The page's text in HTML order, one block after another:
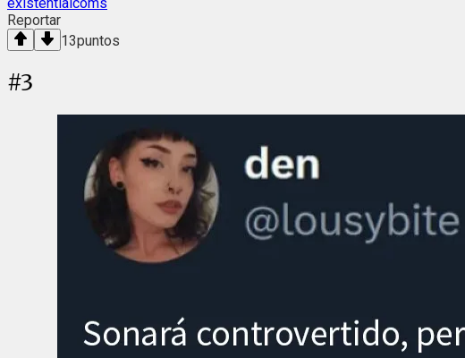
existentialcoms
Reportar
13puntos
#3